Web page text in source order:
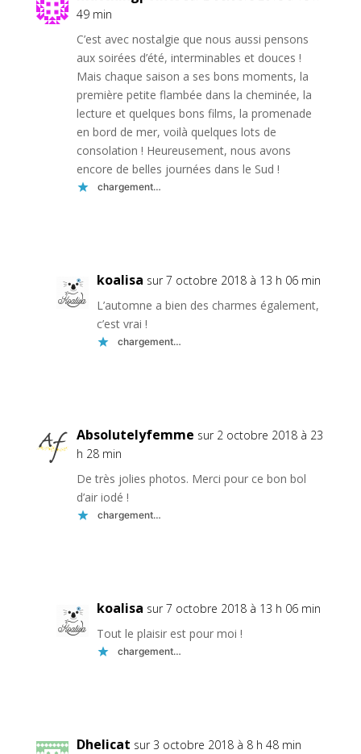
49 min
C’est avec nostalgie que nous aussi pensons
aux soirées d’été, interminables et douces !
Mais chaque saison a ses bons moments, la
première petite flambée dans la cheminée, la
lecture et quelques bons films, la promenade
en bord de mer, voilà quelques lots de
consolation ! Heureusement, nous avons
encore de belles journées dans le Sud !
chargement…
koalisa sur 7 octobre 2018 à 13 h 06 min
L’automne a bien des charmes également,
c’est vrai !
chargement…
Absolutelyfemme sur 2 octobre 2018 à 23
h 28 min
De très jolies photos. Merci pour ce bon bol
d’air iodé !
chargement…
koalisa sur 7 octobre 2018 à 13 h 06 min
Tout le plaisir est pour moi !
chargement…
Dhelicat sur 3 octobre 2018 à 8 h 48 min